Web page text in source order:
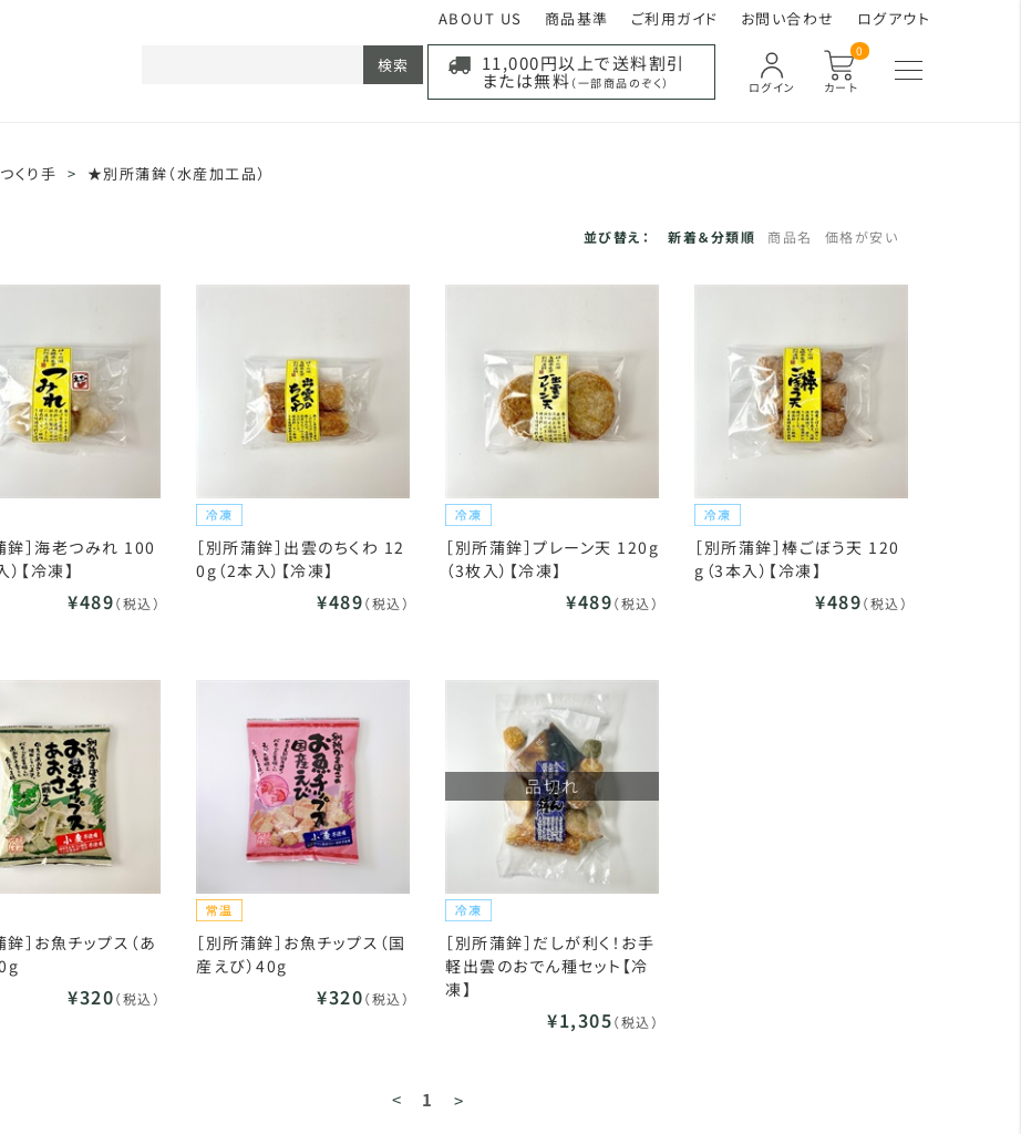
ABOUT US 商品基準 ご利用ガイド お問い合わせ ログアウト
カート
0
ログイン
11,000円以上で送料割引
または無料 （一部商品のぞく）
検索
つくり手 > ★別所蒲鉾（水産加工品）
並び替え： 新着＆分類順 商品名 価格が安い
鉾］海老つみれ 100
【冷凍】
¥489（税込）
［別所蒲鉾］出雲のちくわ 12
0g（2本入）【冷凍】
¥489（税込）
［別所蒲鉾］プレーン天 120g
（3枚入）【冷凍】
¥489（税込）
［別所蒲鉾］棒ごぼう天 120
g（3本入）【冷凍】
¥489（税込）
鉾］お魚チップス（あ
¥320（税込）
［別所蒲鉾］お魚チップス（国
産えび）40g
¥320（税込）
品切れ
［別所蒲鉾］だしが利く！お手
軽出雲のおでん種セット【冷
凍】
¥1,305（税込）
< 1 >